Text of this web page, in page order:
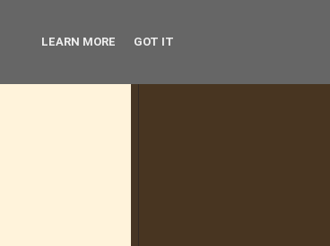
LEARN MORE GOT IT